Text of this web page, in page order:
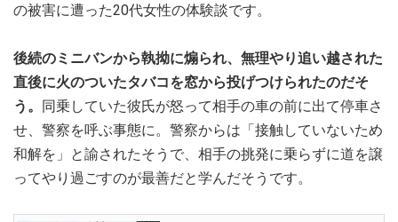
の被害に遭った20代女性の体験談です。
後続のミニバンから執拗に煽られ、無理やり追い越された
直後に火のついたタバコを窓から投げつけられたのだそ
う。 同乗していた彼氏が怒って相手の車の前に出て停車さ
せ、警察を呼ぶ事態に。警察からは「接触していないため
和解を」と諭されたそうで、相手の挑発に乗らずに道を譲
ってやり過ごすのが最善だと学んだそうです。